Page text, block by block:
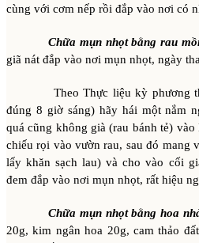
cùng với cơm nếp rồi đắp vào nơi có
Chữa mụn nhọt bằng rau
giã nát đắp vào nơi mụn nhọt, ngày
Theo Thực liệu kỳ phương thì
đúng 8 giờ sáng) hãy hái một nắm
quá cũng không già (rau bánh tẻ)
chiếu rọi vào vườn rau, sau đó mang
lấy khăn sạch lau) và cho vào cối
đem đắp vào nơi mụn nhọt, rất hiệu
Chữa mụn nhọt bằng hoa
20g, kim ngân hoa 20g, cam thảo